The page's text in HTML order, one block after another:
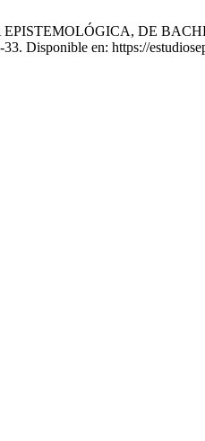
EPISTEMOLÓGICA, DE
Disponible en: https://